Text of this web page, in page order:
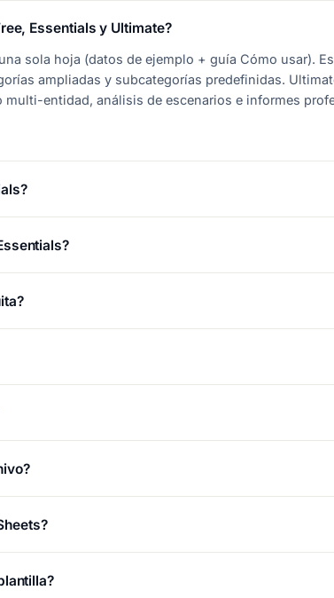
Essentials y Ultimate?
sola hoja (datos de ejemplo + guía Cómo usar).
ampliadas y subcategorías predefinidas.
entidad, análisis de escenarios e informes